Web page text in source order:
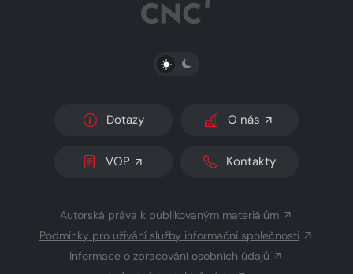
PŘEPNOUT SVĚTLÝ/TMAVÝ REŽIM
Dotazy O nás
VOP Kontakty
Autorská práva k publikovaným materiálům
Podmínky pro užívání služby informační společnosti
Informace o zpracování osobních údajů